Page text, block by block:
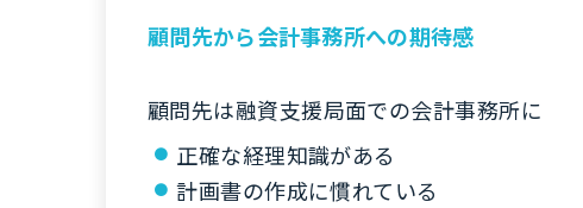
顧問先から会計事務所への期待感
顧問先は融資支援局面での会計事務所に
正確な経理知識がある
計画書の作成に慣れている